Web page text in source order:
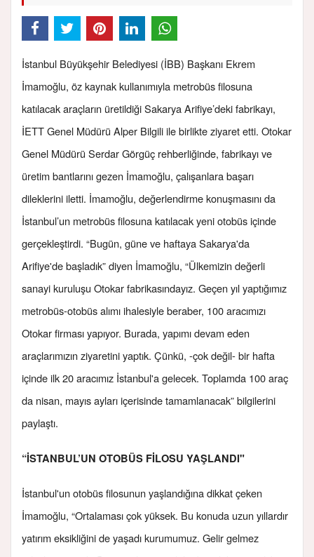
İstanbul Büyükşehir Belediyesi (İBB) Başkanı Ekrem
İmamoğlu, öz kaynak kullanımıyla metrobüs filosuna
katılacak araçların üretildiği Sakarya Arifiye’deki fabrikayı,
İETT Genel Müdürü Alper Bilgili ile birlikte ziyaret etti. Otokar
Genel Müdürü Serdar Görgüç rehberliğinde, fabrikayı ve
üretim bantlarını gezen İmamoğlu, çalışanlara başarı
dileklerini iletti. İmamoğlu, değerlendirme konuşmasını da
İstanbul’un metrobüs filosuna katılacak yeni otobüs içinde
gerçekleştirdi. “Bugün, güne ve haftaya Sakarya'da
Arifiye'de başladık” diyen İmamoğlu, “Ülkemizin değerli
sanayi kuruluşu Otokar fabrikasındayız. Geçen yıl yaptığımız
metrobüs-otobüs alımı ihalesiyle beraber, 100 aracımızı
Otokar firması yapıyor. Burada, yapımı devam eden
araçlarımızın ziyaretini yaptık. Çünkü, -çok değil- bir hafta
içinde ilk 20 aracımız İstanbul'a gelecek. Toplamda 100 araç
da nisan, mayıs ayları içerisinde tamamlanacak” bilgilerini
paylaştı.
“İSTANBUL’UN OTOBÜS FİLOSU YAŞLANDI"
İstanbul'un otobüs filosunun yaşlandığına dikkat çeken
İmamoğlu, “Ortalaması çok yüksek. Bu konuda uzun yıllardır
yatırım eksikliğini de yaşadı kurumumuz. Gelir gelmez